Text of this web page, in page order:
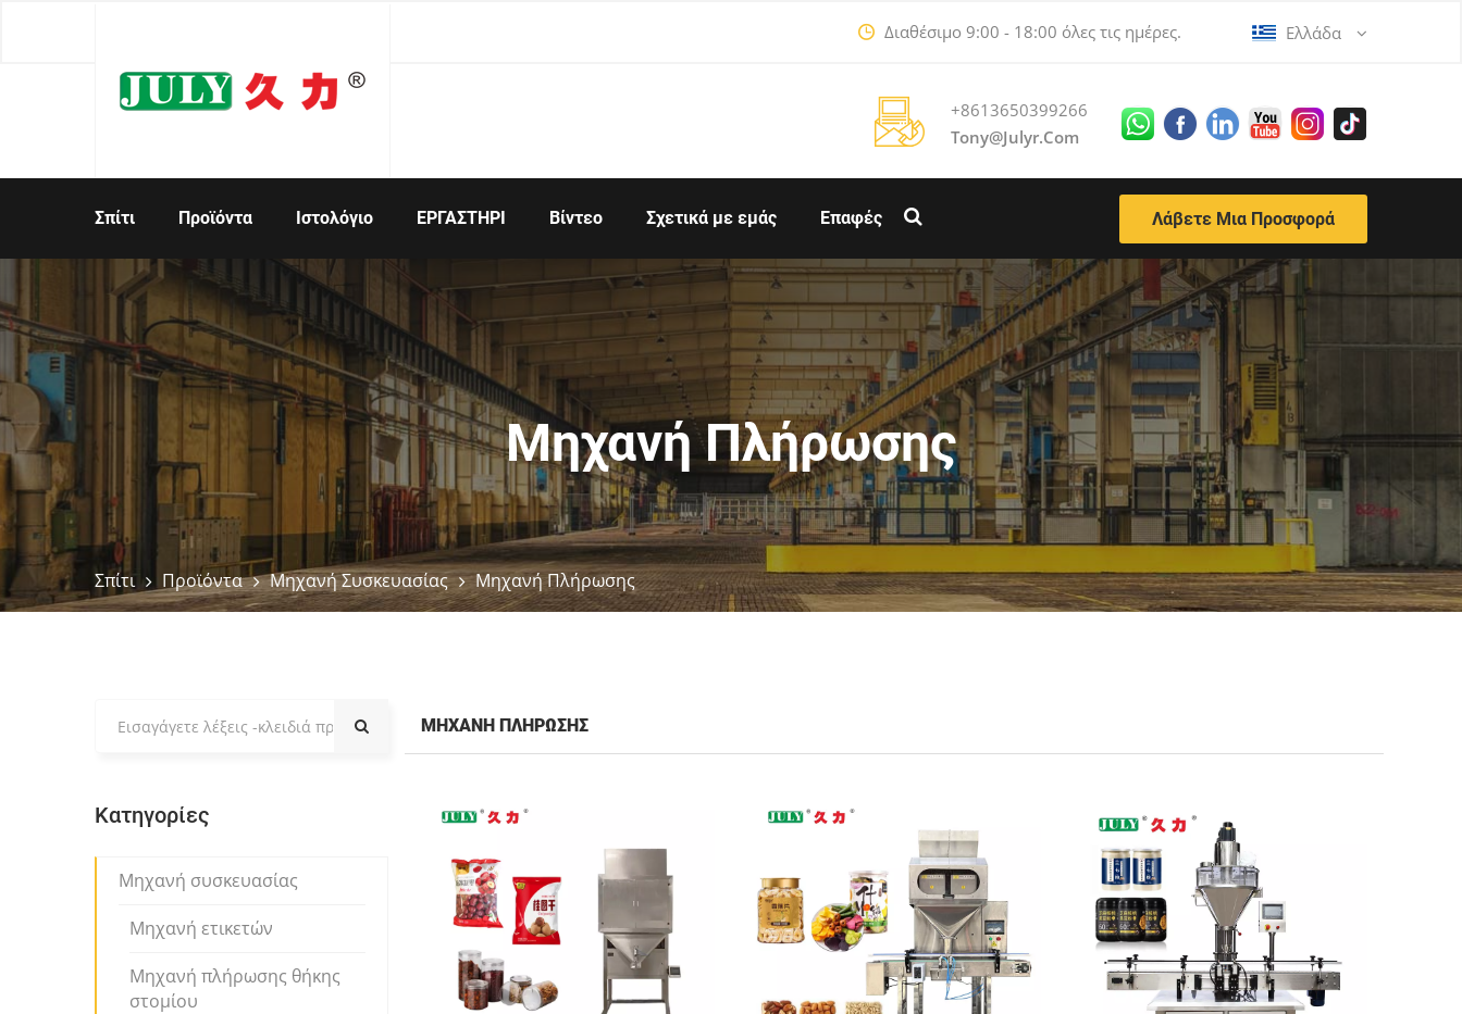
Διαθέσιμο 9:00 - 18:00 όλες τις ημέρες. Ελλάδα
+8613650399266
Tony@julyr.com
Σπίτι Προϊόντα Ιστολόγιο ΕΡΓΑΣΤΗΡΙ Βίντεο Σχετικά με εμάς Επαφές Λάβετε Μια Προσφορά
Μηχανή Πλήρωσης
Σπίτι Προϊόντα Μηχανή Συσκευασίας Μηχανή Πλήρωσης
ΜΗΧΑΝΉ ΠΛΉΡΩΣΗΣ
Κατηγορίες
Μηχανή συσκευασίας
Μηχανή ετικετών
Μηχανή πλήρωσης θήκης
στομίου